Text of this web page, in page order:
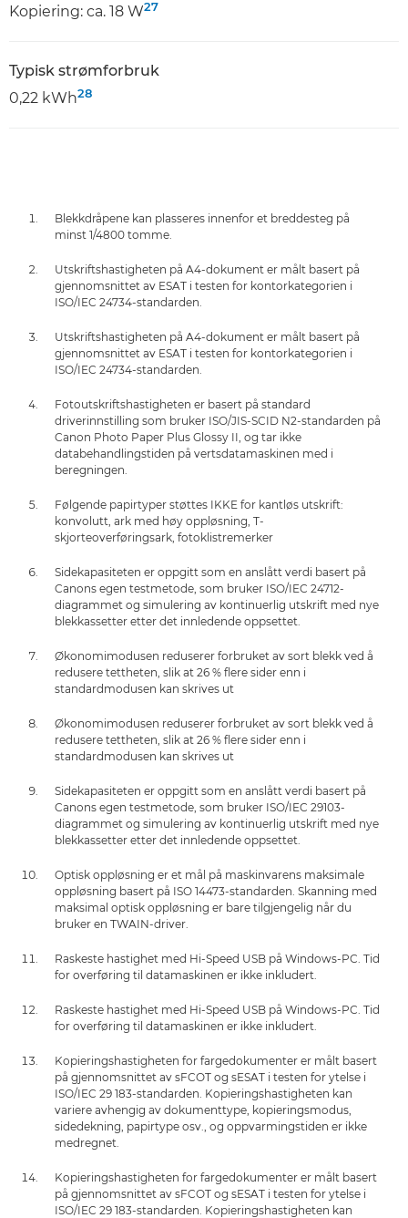
Kopiering: ca. 18 W27
Typisk strømforbruk
0,22 kWh28
Blekkdråpene kan plasseres innenfor et breddesteg på
minst 1/4800 tomme.
Utskriftshastigheten på A4-dokument er målt basert på
gjennomsnittet av ESAT i testen for kontorkategorien i
ISO/IEC 24734-standarden.
Utskriftshastigheten på A4-dokument er målt basert på
gjennomsnittet av ESAT i testen for kontorkategorien i
ISO/IEC 24734-standarden.
Fotoutskriftshastigheten er basert på standard
driverinnstilling som bruker ISO/JIS-SCID N2-standarden på
Canon Photo Paper Plus Glossy II, og tar ikke
databehandlingstiden på vertsdatamaskinen med i
beregningen.
Følgende papirtyper støttes IKKE for kantløs utskrift:
konvolutt, ark med høy oppløsning, T-
skjorteoverføringsark, fotoklistremerker
Sidekapasiteten er oppgitt som en anslått verdi basert på
Canons egen testmetode, som bruker ISO/IEC 24712-
diagrammet og simulering av kontinuerlig utskrift med nye
blekkassetter etter det innledende oppsettet.
Økonomimodusen reduserer forbruket av sort blekk ved å
redusere tettheten, slik at 26 % flere sider enn i
standardmodusen kan skrives ut
Økonomimodusen reduserer forbruket av sort blekk ved å
redusere tettheten, slik at 26 % flere sider enn i
standardmodusen kan skrives ut
Sidekapasiteten er oppgitt som en anslått verdi basert på
Canons egen testmetode, som bruker ISO/IEC 29103-
diagrammet og simulering av kontinuerlig utskrift med nye
blekkassetter etter det innledende oppsettet.
Optisk oppløsning er et mål på maskinvarens maksimale
oppløsning basert på ISO 14473-standarden. Skanning med
maksimal optisk oppløsning er bare tilgjengelig når du
bruker en TWAIN-driver.
Raskeste hastighet med Hi-Speed USB på Windows-PC. Tid
for overføring til datamaskinen er ikke inkludert.
Raskeste hastighet med Hi-Speed USB på Windows-PC. Tid
for overføring til datamaskinen er ikke inkludert.
Kopieringshastigheten for fargedokumenter er målt basert
på gjennomsnittet av sFCOT og sESAT i testen for ytelse i
ISO/IEC 29 183-standarden. Kopieringshastigheten kan
variere avhengig av dokumenttype, kopieringsmodus,
sidedekning, papirtype osv., og oppvarmingstiden er ikke
medregnet.
Kopieringshastigheten for fargedokumenter er målt basert
på gjennomsnittet av sFCOT og sESAT i testen for ytelse i
ISO/IEC 29 183-standarden. Kopieringshastigheten kan